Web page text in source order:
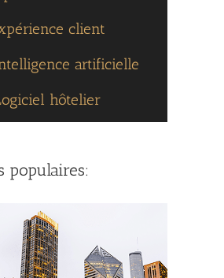
client
artificielle
hôtelier
populaires: